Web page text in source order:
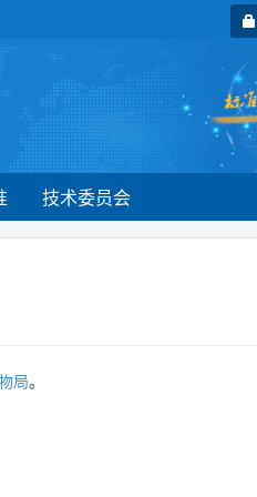
技术委员会
局。